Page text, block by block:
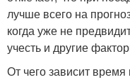
лучше всего на
когда уже не
учесть и другие
От чего зависит